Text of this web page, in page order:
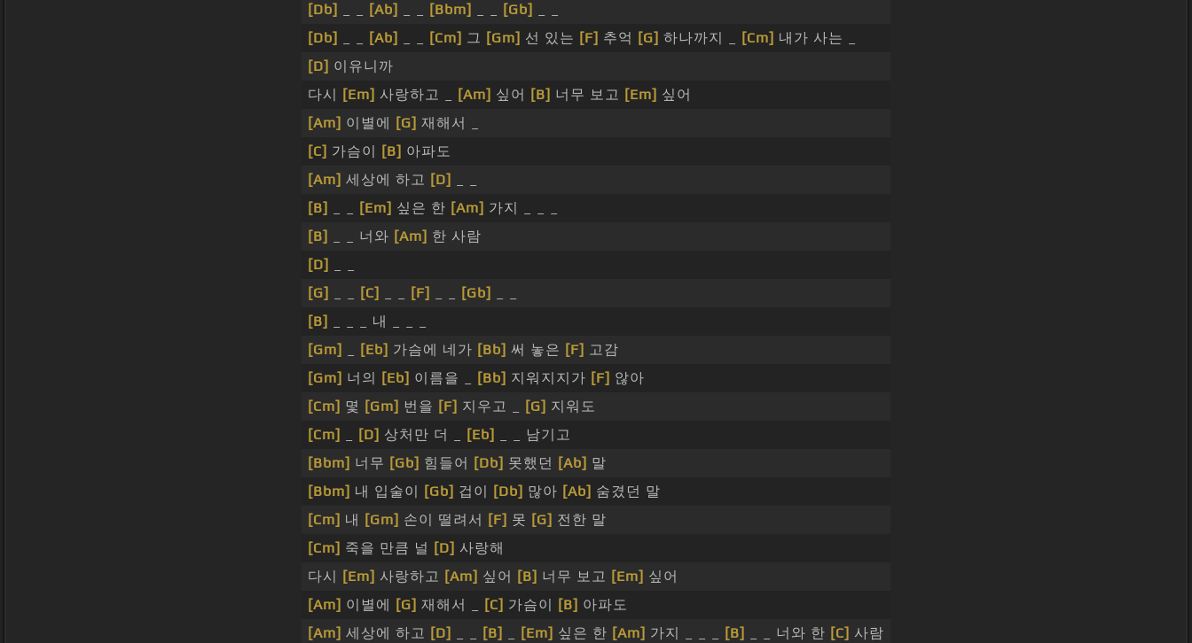
[Db]
[Ab] [Bbm] [Gb]
[Db]
[Ab] [Cm] 그 [Gm] 선 있는 [F] 추억 [G] 하나까지 _ [Cm] 내가 사는 _
[D] 이유니까
다시
[Em] 사랑하고 _ [Am] 싶어 [B] 너무 보고 [Em] 싶어
[Am] 이별에 [G] 재해서 _
[C] 가슴이 [B] 아파도
[Am] 세상에 하고 [D]
[B]
[Em] 싶은 한 [Am] 가지 _ _ _
[B]
_ _ 너와 [Am] 한 사람
[D]
[G]
[C] [F] [Gb]
[B]
_ _ _ 내 _ _ _
[Gm]
[Eb] 가슴에 네가 [Bb] 써 놓은 [F] 고감
[Gm] 너의 [Eb] 이름을 _ [Bb] 지워지지가 [F] 않아
[Cm] 몇 [Gm] 번을 [F] 지우고 _ [G] 지워도
[Cm]
[D] 상처만 더 _ [Eb]
_ _ 남기고
[Bbm] 너무 [Gb] 힘들어 [Db] 못했던 [Ab] 말
[Bbm] 내 입술이 [Gb] 겁이 [Db] 많아 [Ab] 숨겼던 말
[Cm] 내 [Gm] 손이 떨려서 [F] 못 [G] 전한 말
[Cm] 죽을 만큼 널 [D] 사랑해
다시
[Em] 사랑하고 [Am] 싶어 [B] 너무 보고 [Em] 싶어
[Am] 이별에 [G] 재해서 _ [C] 가슴이 [B] 아파도
[Am] 세상에 하고 [D] [B] [Em] 싶은 한 [Am] 가지 _ _ _ [B] _ _ 너와 한 [C] 사람